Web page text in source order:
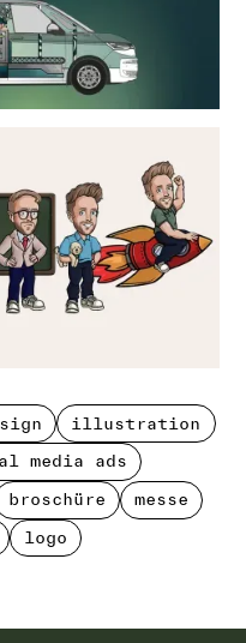
illustration
illustration
media ads
media ads
broschüre
broschüre
messe
messe
logo
logo